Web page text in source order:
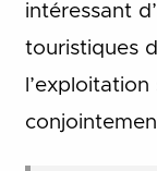
intéressant
touristiques